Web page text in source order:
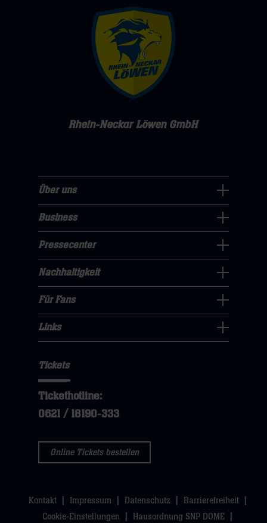
Rhein-Neckar Löwen GmbH
uns
Navigation
öffnen,
dann
klicken
sie
Über uns
Navigation
öffnen,
dann
klicken
sie
hier
Business
Navigation
öffnen,
dann
klicken
sie
Pressecenter
Nachhaltigkeit
Navigation
öffnen,
dann
klicken
sie
Nachhaltigkeit
Fans
Navigation
dann
hier
Für Fans
öffnen,
dann
klicken
sie
Links
Tickets
Tickethotline:
0621 / 18190-333
Online Tickets bestellen
Kontakt Impressum Datenschutz
Barrierefreiheit
Cookie-Einstellungen
Hausordnung SNP DOME